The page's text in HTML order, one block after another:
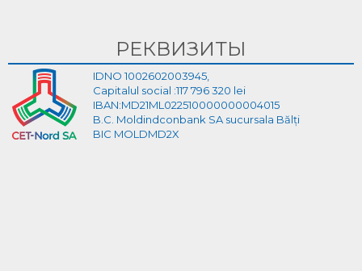
РЕКВИЗИТЫ
IDNO 1002602003945,
Capitalul social :117 796 320 lei
IBAN:MD21ML022510000000004015
B.C. Moldindconbank SA sucursala Bălți
BIC MOLDMD2X